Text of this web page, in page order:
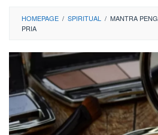
HOMEPAGE / SPIRITUAL / MANTRA
PRIA